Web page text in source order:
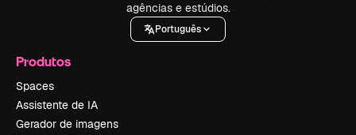
agências e estúdios.
Português
Produtos
Spaces
Assistente de IA
Gerador de imagens